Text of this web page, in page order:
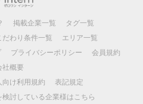
掲載企業一覧
タグ一覧
だわり条件一覧
エリア一覧
プライバシーポリシー
会員規約
社概要
向け利用規約
表記規定
討している企業様はこちら